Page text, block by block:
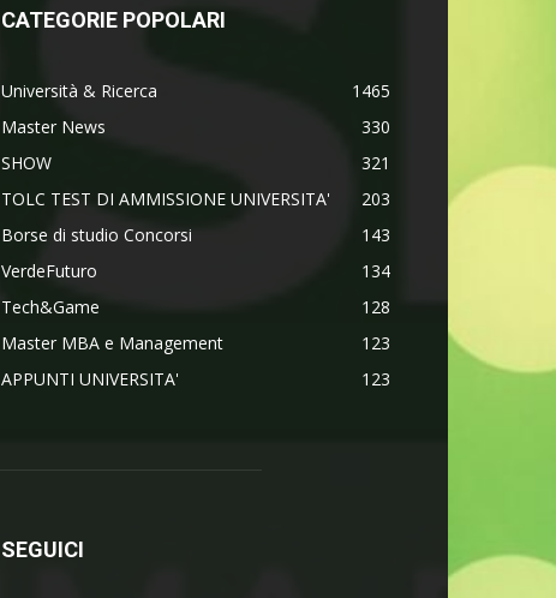
CATEGORIE POPOLARI
Università & Ricerca
1465
Master News
330
SHOW
321
TOLC TEST DI AMMISSIONE UNIVERSITA'
203
Borse di studio Concorsi
143
VerdeFuturo
134
Tech&Game
128
Master MBA e Management
123
APPUNTI UNIVERSITA'
123
SEGUICI